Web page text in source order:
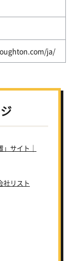
ja/
サイト｜
社リスト